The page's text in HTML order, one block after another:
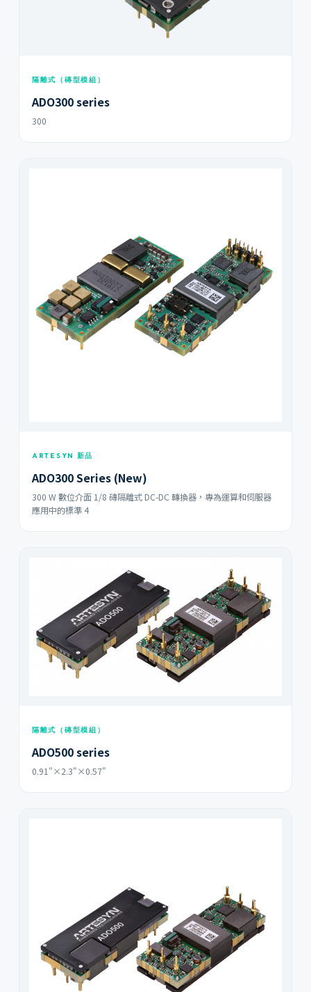
隔離式（磚型模組）
ADO300 series
300
ARTESYN 新品
ADO300 Series (New)
300 W 數位介面 1/8 磚隔離式 DC-DC 轉換器，專為運算和伺服器
應用中的標準 4
隔離式（磚型模組）
ADO500 series
0.91"×2.3"×0.57"